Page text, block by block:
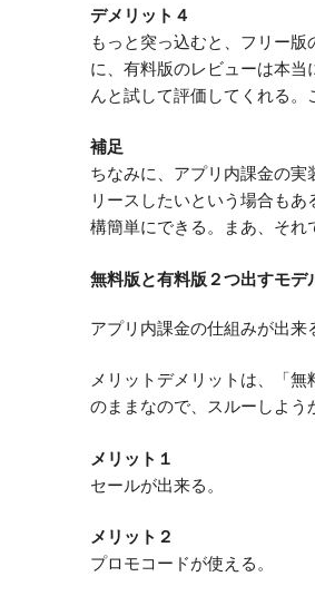
デメリット４
もっと突っ込むと、フリー
に、有料版のレビューは本
んと試して評価してくれる。
補足
ちなみに、アプリ内課金の
リースしたいという場合も
構簡単にできる。まあ、それ
無料版と有料版２つ出すモデ
アプリ内課金の仕組みが出来
メリットデメリットは、「
のままなので、スルーしよう
メリット１
セールが出来る。
メリット２
プロモコードが使える。